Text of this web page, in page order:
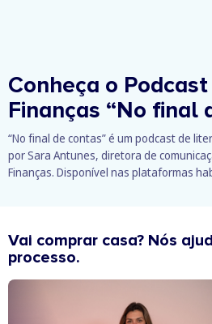
Conheça o
Finanças “No final
“No final de contas” é um podcast de
por Sara Antunes, diretora de
Finanças. Disponível nas plataformas
Vai comprar casa? Nós
processo.